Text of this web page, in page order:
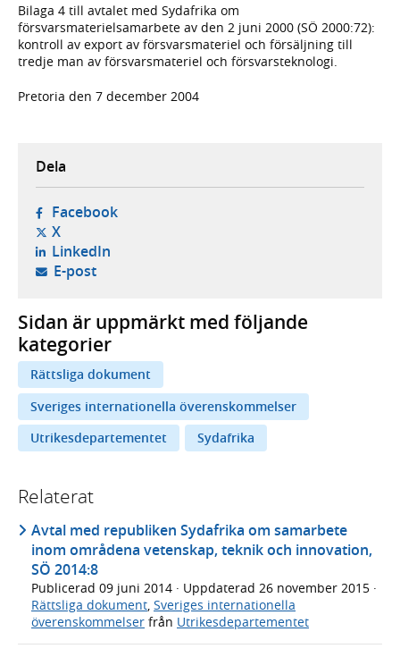
Bilaga 4 till avtalet med Sydafrika om
försvarsmaterielsamarbete av den 2 juni 2000 (SÖ 2000:72):
kontroll av export av försvarsmateriel och försäljning till
tredje man av försvarsmateriel och försvarsteknologi.
Pretoria den 7 december 2004
Dela
Facebook- öppnas i ny flik, extern webbplats,
X- öppnas i ny flik, extern webbplats,
LinkedIn- öppnas i ny flik, extern webbplats,
E-post- öppnar din e-postklient,
Sidan är uppmärkt med följande
kategorier
Rättsliga dokument
Sveriges internationella överenskommelser
Utrikesdepartementet
Sydafrika
Relaterat
Avtal med republiken Sydafrika om samarbete
inom områdena vetenskap, teknik och innovation,
SÖ 2014:8
Publicerad 09 juni 2014 · Uppdaterad 26 november 2015 ·
Rättsliga dokument Sveriges internationella
överenskommelser från Utrikesdepartementet